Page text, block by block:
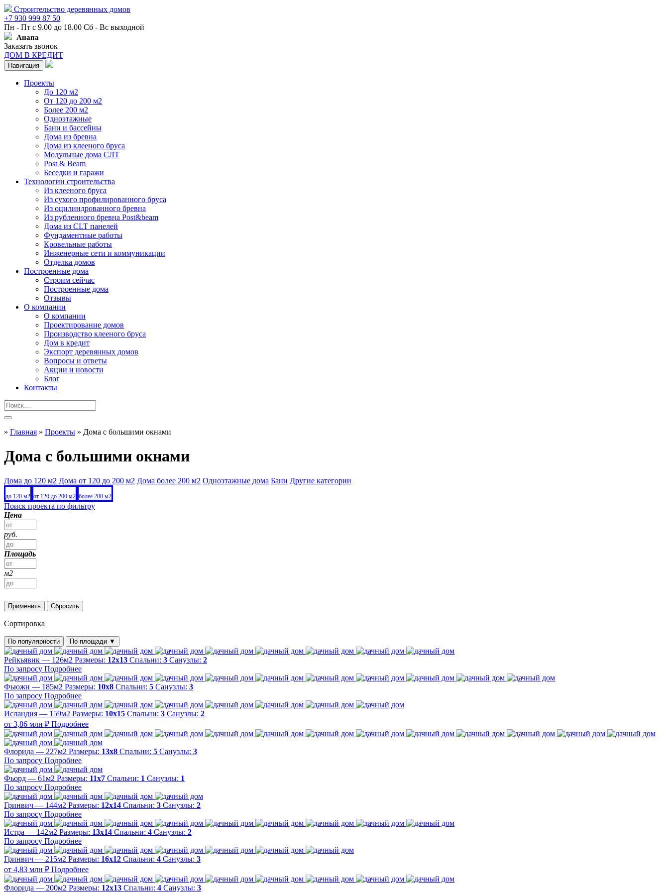
Строительство деревянных домов
+7 930 999 87 50
Пн - Пт с 9.00 до 18.00 Сб - Вс выходной
Анапа
Заказать звонок
ДОМ В КРЕДИТ
Навигация
Проекты
До 120 м2
От 120 до 200 м2
Более 200 м2
Одноэтажные
Бани и бассейны
Дома из бревна
Дома из клееного бруса
Модульные дома СЛТ
Post & Beam
Беседки и гаражи
Технологии строительства
Из клееного бруса
Из сухого профилированного бруса
Из оцилиндрованного бревна
Из рубленного бревна Post&beam
Дома из CLT панелей
Фундаментные работы
Кровельные работы
Инженерные сети и коммуникации
Отделка домов
Построенные дома
Строим сейчас
Построенные дома
Отзывы
О компании
О компании
Проектирование домов
Производство клееного бруса
Дом в кредит
Экспорт деревянных домов
Вопросы и ответы
Акции и новости
Блог
Контакты
» Главная » Проекты » Дома с большими окнами
Дома с большими окнами
Дома до 120 м2 Дома от 120 до 200 м2 Дома более 200 м2 Одноэтажные дома Бани Другие категории
до 120 м2 от 120 до 200 м2 более 200 м2
Поиск проекта по фильтру
Цена
руб.
Площадь
м2
Применить Сбросить
Сортировка
По популярности По площади ▼
Рейкьявик — 126м2 Размеры: 12х13 Спальни: 3 Санузлы: 2
По запросу Подробнее
Фьюжн — 185м2 Размеры: 10х8 Спальни: 5 Санузлы: 3
По запросу Подробнее
Исландия — 159м2 Размеры: 10х15 Спальни: 3 Санузлы: 2
от 3,86 млн ₽ Подробнее
Флорида — 227м2 Размеры: 13х8 Спальни: 5 Санузлы: 3
По запросу Подробнее
Фьорд — 61м2 Размеры: 11х7 Спальни: 1 Санузлы: 1
По запросу Подробнее
Гринвич — 144м2 Размеры: 12х14 Спальни: 3 Санузлы: 2
По запросу Подробнее
Истра — 142м2 Размеры: 13х14 Спальни: 4 Санузлы: 2
По запросу Подробнее
Гринвич — 215м2 Размеры: 16х12 Спальни: 4 Санузлы: 3
от 4,83 млн ₽ Подробнее
Флорида — 200м2 Размеры: 12х13 Спальни: 4 Санузлы: 3